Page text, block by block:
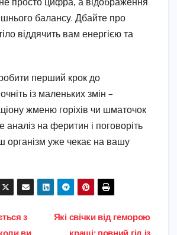
просто цифра, а відображення
балансу. Дбайте про
віддячить вам енергією та
перший крок до
із маленьких змін –
жменю горіхів чи шматочок
аналіз на феритин і поговоріть
організм уже чекає на вашу
Які свічки від геморою
з